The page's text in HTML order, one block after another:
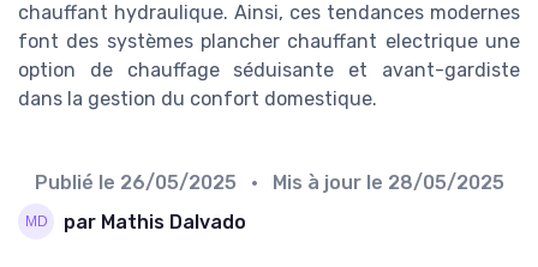
chauffant hydraulique. Ainsi, ces tendances modernes
font des systèmes plancher chauffant electrique une
option de chauffage séduisante et avant-gardiste
dans la gestion du confort domestique.
Publié le 26/05/2025 • Mis à jour le 28/05/2025
par Mathis Dalvado